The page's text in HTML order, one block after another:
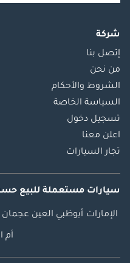
شركة
إتصل بنا
من نحن
الشروط والأحكام
السياسة الخاصة
تسجيل دخول
اعلن معنا
تجار السيارات
سيارات مستعملة للبيع
الإمارات أبوظبي العين عجمان
أم